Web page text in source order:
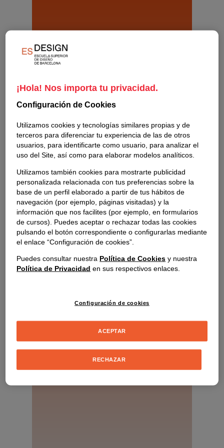
20:00H (CET)
90 minutos
Online y
gratuita
21 de enero
de 2026
¡Hola! Nos importa tu privacidad.
Configuración de Cookies
Utilizamos cookies y tecnologías similares propias y de
terceros para diferenciar tu experiencia de las de otros
usuarios, para identificarte como usuario, para analizar el
uso del Site, así como para elaborar modelos analíticos.
Utilizamos también cookies para mostrarte publicidad
personalizada relacionada con tus preferencias sobre la
base de un perfil elaborado a partir de tus hábitos de
navegación (por ejemplo, páginas visitadas) y la
información que nos facilites (por ejemplo, en formularios
de cursos). Puedes aceptar o rechazar todas las cookies
pulsando el botón correspondiente o configurarlas mediante
el enlace “Configuración de cookies”.
Puedes consultar nuestra Política de Cookies y nuestra
Política de Privacidad en sus respectivos enlaces.
Configuración de cookies
RECHAZAR
ACEPTAR